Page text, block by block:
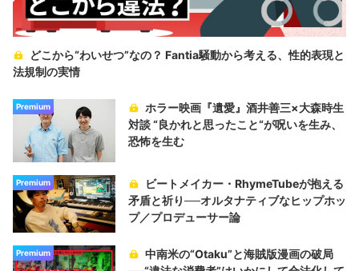
どこから“わいせつ”なの？ Fantia騒動から考える、性的表現と
法規制の実情
Premium
ホラー映画『遺愛』酒井善三×大森時生
対談 “良かれと思ったこと“が呪いを生み、
恐怖を生む
Premium
ビートメイカー・RhymeTubeが抱える
矛盾と祈り──オルタナティブなヒップホッ
プ／プロデューサー論
Premium
中南米の“Otaku”と海賊版漫画の破局